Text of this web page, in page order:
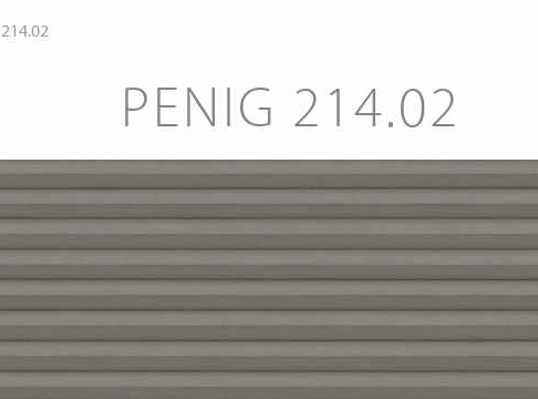
214.02
PENIG 214.02